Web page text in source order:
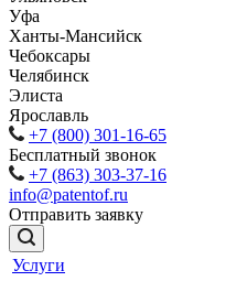
Уфа
Ханты-Мансийск
Чебоксары
Челябинск
Элиста
Ярославль
+7 (800) 301-16-65
Бесплатный звонок
+7 (863) 303-37-16
info@patentof.ru
Отправить заявку
Услуги